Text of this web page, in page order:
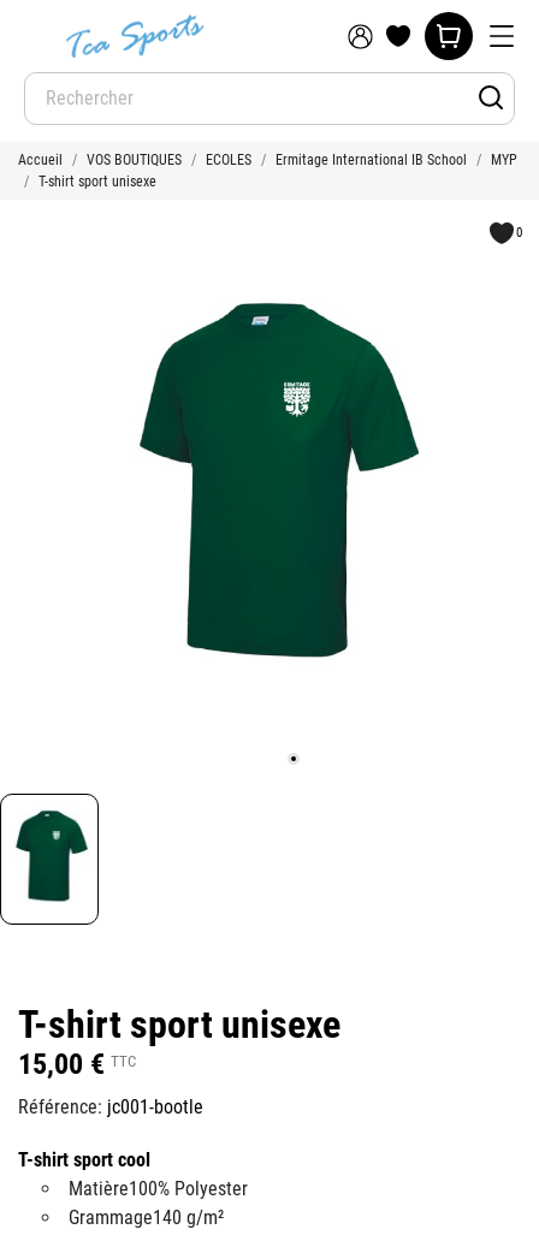
Accueil VOS BOUTIQUES ECOLES Ermitage International IB School
MYP
T-shirt sport unisexe
0
T-shirt sport unisexe
15,00 € TTC
Référence: jc001-bootle
T-shirt sport cool
Matière100% Polyester
Grammage140 g/m²